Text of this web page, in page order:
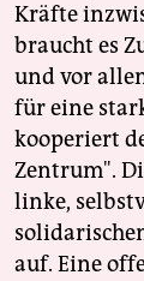
Kräfte
braucht es
und vor
für eine
kooperiert
Zentrum".
linke,
auf. Eine